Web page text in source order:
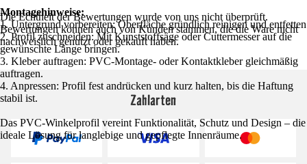
Montagehinweise:
1. Untergrund vorbereiten: Oberfläche gründlich reinigen und entfetten
2. Profil zuschneiden: Mit Kunststoffsäge oder Cuttermesser auf die
gewünschte Länge bringen.
3. Kleber auftragen: PVC-Montage- oder Kontaktkleber gleichmäßig
auftragen.
4. Anpressen: Profil fest andrücken und kurz halten, bis die Haftung
stabil ist.
Das PVC-Winkelprofil vereint Funktionalität, Schutz und Design – die
ideale Lösung für langlebige und gepflegte Innenräume.
Die Echtheit der Bewertungen wurde von uns nicht überprüft.
Bewertungen können auch von Kunden stammen, die die Ware nicht
nachweislich genutzt oder gekauft haben.
Zahlarten